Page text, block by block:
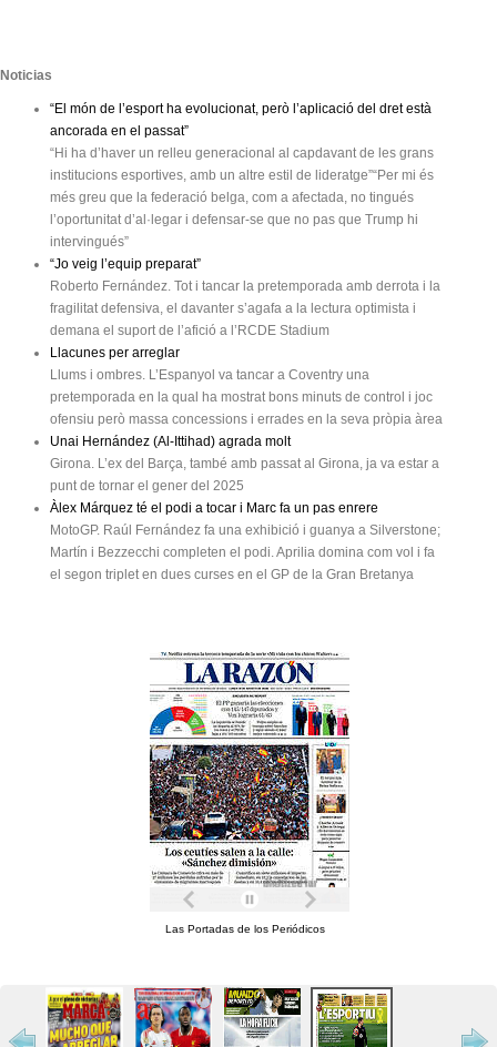
Noticias
“El món de l’esport ha evolucionat, però l’aplicació del dret està
ancorada en el passat”
“Hi ha d’haver un relleu generacional al capdavant de les grans
institucions esportives, amb un altre estil de lideratge”“Per mi és
més greu que la federació belga, com a afectada, no tingués
l’oportunitat d’al·legar i defensar-se que no pas que Trump hi
intervingués”
“Jo veig l’equip preparat”
Roberto Fernández. Tot i tancar la pretemporada amb derrota i la
fragilitat defensiva, el davanter s’agafa a la lectura optimista i
demana el suport de l’afició a l’RCDE Stadium
Llacunes per arreglar
Llums i ombres. L’Espanyol va tancar a Coventry una
pretemporada en la qual ha mostrat bons minuts de control i joc
ofensiu però massa concessions i errades en la seva pròpia àrea
Unai Hernández (Al-Ittihad) agrada molt
Girona. L’ex del Barça, també amb passat al Girona, ja va estar a
punt de tornar el gener del 2025
Àlex Márquez té el podi a tocar i Marc fa un pas enrere
MotoGP. Raúl Fernández fa una exhibició i guanya a Silverstone;
Martín i Bezzecchi completen el podi. Aprilia domina com vol i fa
el segon triplet en dues curses en el GP de la Gran Bretanya
Las Portadas de los Periódicos